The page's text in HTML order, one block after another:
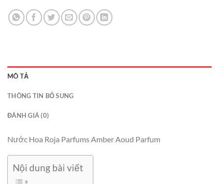
MÔ TẢ
THÔNG TIN BỔ SUNG
ĐÁNH GIÁ (0)
Nước Hoa Roja Parfums Amber Aoud Parfum
Nội dung bài viết